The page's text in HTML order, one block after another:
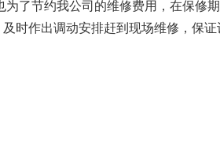
了节约我公司的维修费用，在保修
时作出调动安排赶到现场维修，保证